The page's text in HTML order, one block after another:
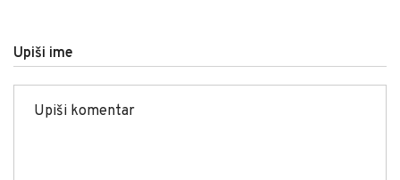
Upiši ime